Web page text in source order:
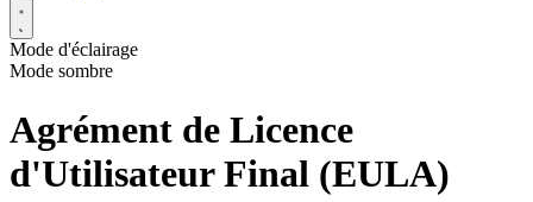
Mode d'éclairage
Mode sombre
Agrément de Licence
d'Utilisateur Final (EULA)